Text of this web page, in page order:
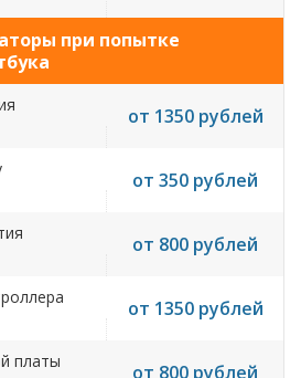
при попытке
от 1350 рублей
от 350 рублей
от 800 рублей
от 1350 рублей
платы от 800 рублей